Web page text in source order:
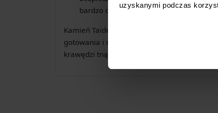
uzyskanymi podczas
bardzo cienka, gwarantując pełne
Kamień Taidea Glass #15000 to niezbędne
gotowania i miłośnika ostrych noży, który
krawędzi tnącej. Zapewnia gładkość, jakiej